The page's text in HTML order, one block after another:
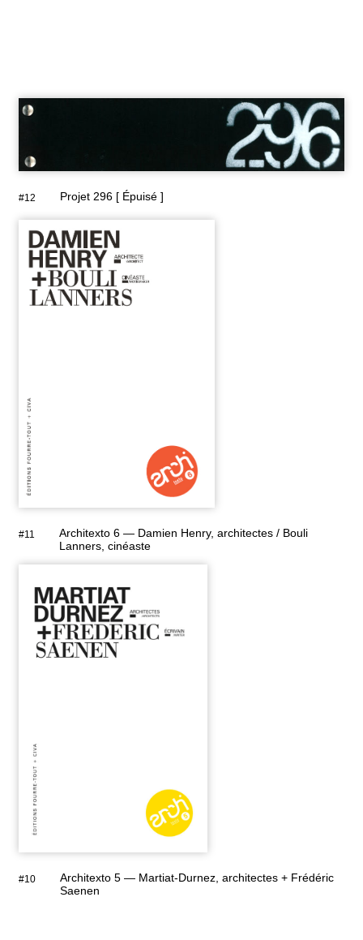
#12 Projet 296 [ Épuisé ]
#11
Architexto 6 — Damien Henry, architectes / Bouli
Lanners, cinéaste
#10
Architexto 5 — Martiat-Durnez, architectes + Frédéric
Saenen